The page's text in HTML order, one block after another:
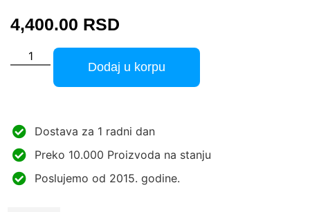
4,400.00 RSD
Dodaj u korpu
Dostava za 1 radni dan
Preko 10.000 Proizvoda na stanju
Poslujemo od 2015. godine.